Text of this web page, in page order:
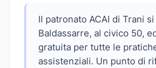
Il patronato ACAI di Trani
Baldassarre, al civico 50,
gratuita per tutte le
assistenziali. Un punto di